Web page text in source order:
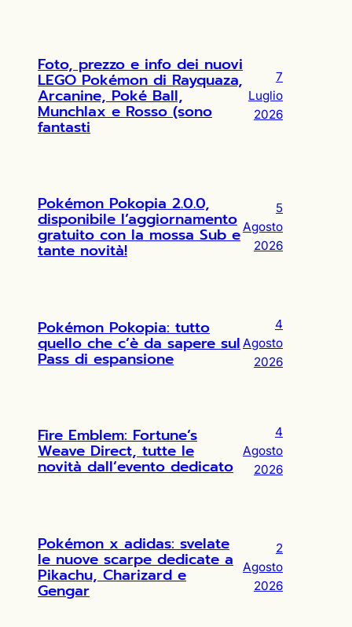
Foto, prezzo e info dei nuovi
LEGO Pokémon di Rayquaza,
Arcanine, Poké Ball,
Munchlax e Rosso (sono
fantasti
7
Luglio
2026
Pokémon Pokopia 2.0.0,
disponibile l’aggiornamento
gratuito con la mossa Sub e
tante novità!
5
Agosto
2026
Pokémon Pokopia: tutto
quello che c’è da sapere sul
Pass di espansione
4
Agosto
2026
Fire Emblem: Fortune’s
Weave Direct, tutte le
novità dall’evento dedicato
4
Agosto
2026
Pokémon x adidas: svelate
le nuove scarpe dedicate a
Pikachu, Charizard e
Gengar
2
Agosto
2026